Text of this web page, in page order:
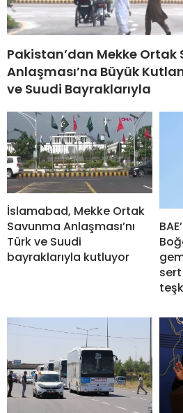
Pakistan’dan Mekke Ortak
Anlaşması’na Büyük
ve Suudi Bayraklarıyla
İslamabad, Mekke Ortak
Savunma Anlaşması’nı
Türk ve Suudi
bayraklarıyla kutluyor
sert